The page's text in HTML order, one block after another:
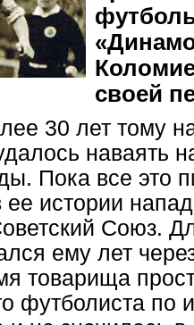
своей
30 лет тому
наваять
Пока все это
ее истории
Союз.
ему лет
товарища
футболиста